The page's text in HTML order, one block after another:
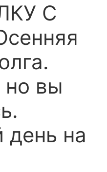
С
но вы
день на